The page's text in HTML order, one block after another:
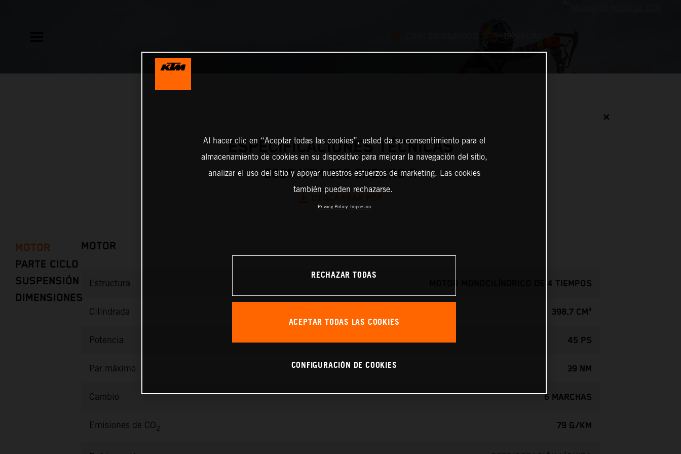
✕
ESPECIFICACIONES TÉCNICAS
2025 KTM 390 ENDURO R
MOTOR
PARTE CICLO
SUSPENSIÓN
DIMENSIONES
MOTOR
Estructura MOTOR MONOCILÍNDRICO DE 4 TIEMPOS
Cilindrada 398.7 CM³
Potencia 45 PS
Par máximo 39 NM
Cambio 6 MARCHAS
Emisiones de CO2 79 G/KM
Al hacer clic en “Aceptar todas las cookies”, usted da su consentimiento para el
almacenamiento de cookies en su dispositivo para mejorar la navegación del sitio,
analizar el uso del sitio y apoyar nuestros esfuerzos de marketing. Las cookies
también pueden rechazarse.
Privacy Policy Impresión
RECHAZAR TODAS
ACEPTAR TODAS LAS COOKIES
CONFIGURACIÓN DE COOKIES